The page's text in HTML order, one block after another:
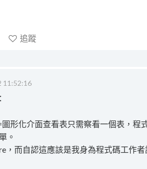
追蹤
11:52:16
形化介面查看表只需察看一個表，程
。
，而自認這應該是我身為程式碼工作